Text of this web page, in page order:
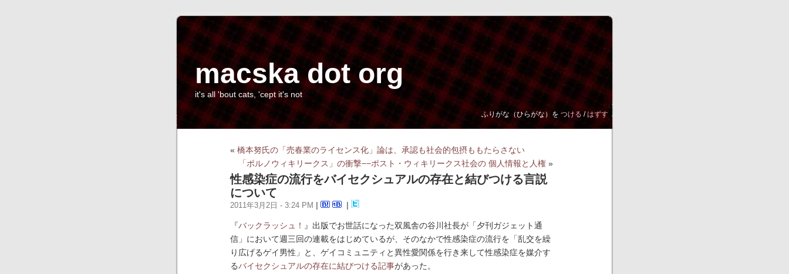
macska dot org
it's all 'bout cats, 'cept it's not
ふりがな（ひらがな）を つける/はずす
« 橋本努氏の「売春業のライセンス化」論は、承認も社会的包摂ももたらさない
「ポルノウィキリークス」の衝撃−−ポスト・ウィキリークス社会の 個人情報と人権 »
性感染症の流行をバイセクシュアルの存在と結びつける言説
について
2011年3月2日 - 3:24 PM
『バックラッシュ！ 』出版でお世話になった双風舎の谷川社長が「夕刊ガジェット通
信」において週三回の連載をはじめているが、そのなかで性感染症の流行を「乱交を繰
り広げるゲイ男性」と、ゲイコミュニティと異性愛関係を行き来して性感染症を媒介す
るバイセクシュアルの存在に結びつける記事があった。